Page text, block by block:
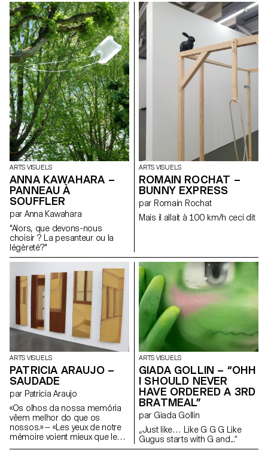
avait lieu. Enfin, le collage
(couche par couche),
l'interprétation de la peinture,
du tissu, de la photographie,
du torchon, du ruban, de la
dentelle et de la colle. Un
collage : une simultanéité ; un
éblouissement visuel, une
superposition, un message
final pour les sens. (…)"
pour renforcer la perte de soi
dans ce tourbillon émotif.
ARTS VISUELS
ANNA KAWAHARA –
PANNEAU À
SOUFFLER
par Anna Kawahara
"Alors, que devons-nous
choisir ? La pesanteur ou la
légèreté?"
ARTS VISUELS
ROMAIN ROCHAT –
BUNNY EXPRESS
par Romain Rochat
Mais il allait à 100 km/h ceci dit
ARTS VISUELS
PATRICIA ARAUJO –
SAUDADE
par Patricia Araujo
«Os olhos da nossa memória
vêem melhor do que os
nossos.» — «Les yeux de notre
mémoire voient mieux que les
ARTS VISUELS
GIADA GOLLIN – “OHH
I SHOULD NEVER
HAVE ORDERED A 3RD
BRATMEAL”
par Giada Gollin
„Just like… Like G G G Like
Gugus starts with G and...“